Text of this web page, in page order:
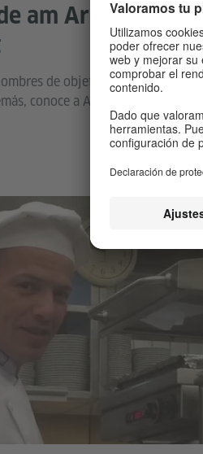
am Arbeitsplatz:
de objetos importantes en
conoce a Adrian, quien tiene